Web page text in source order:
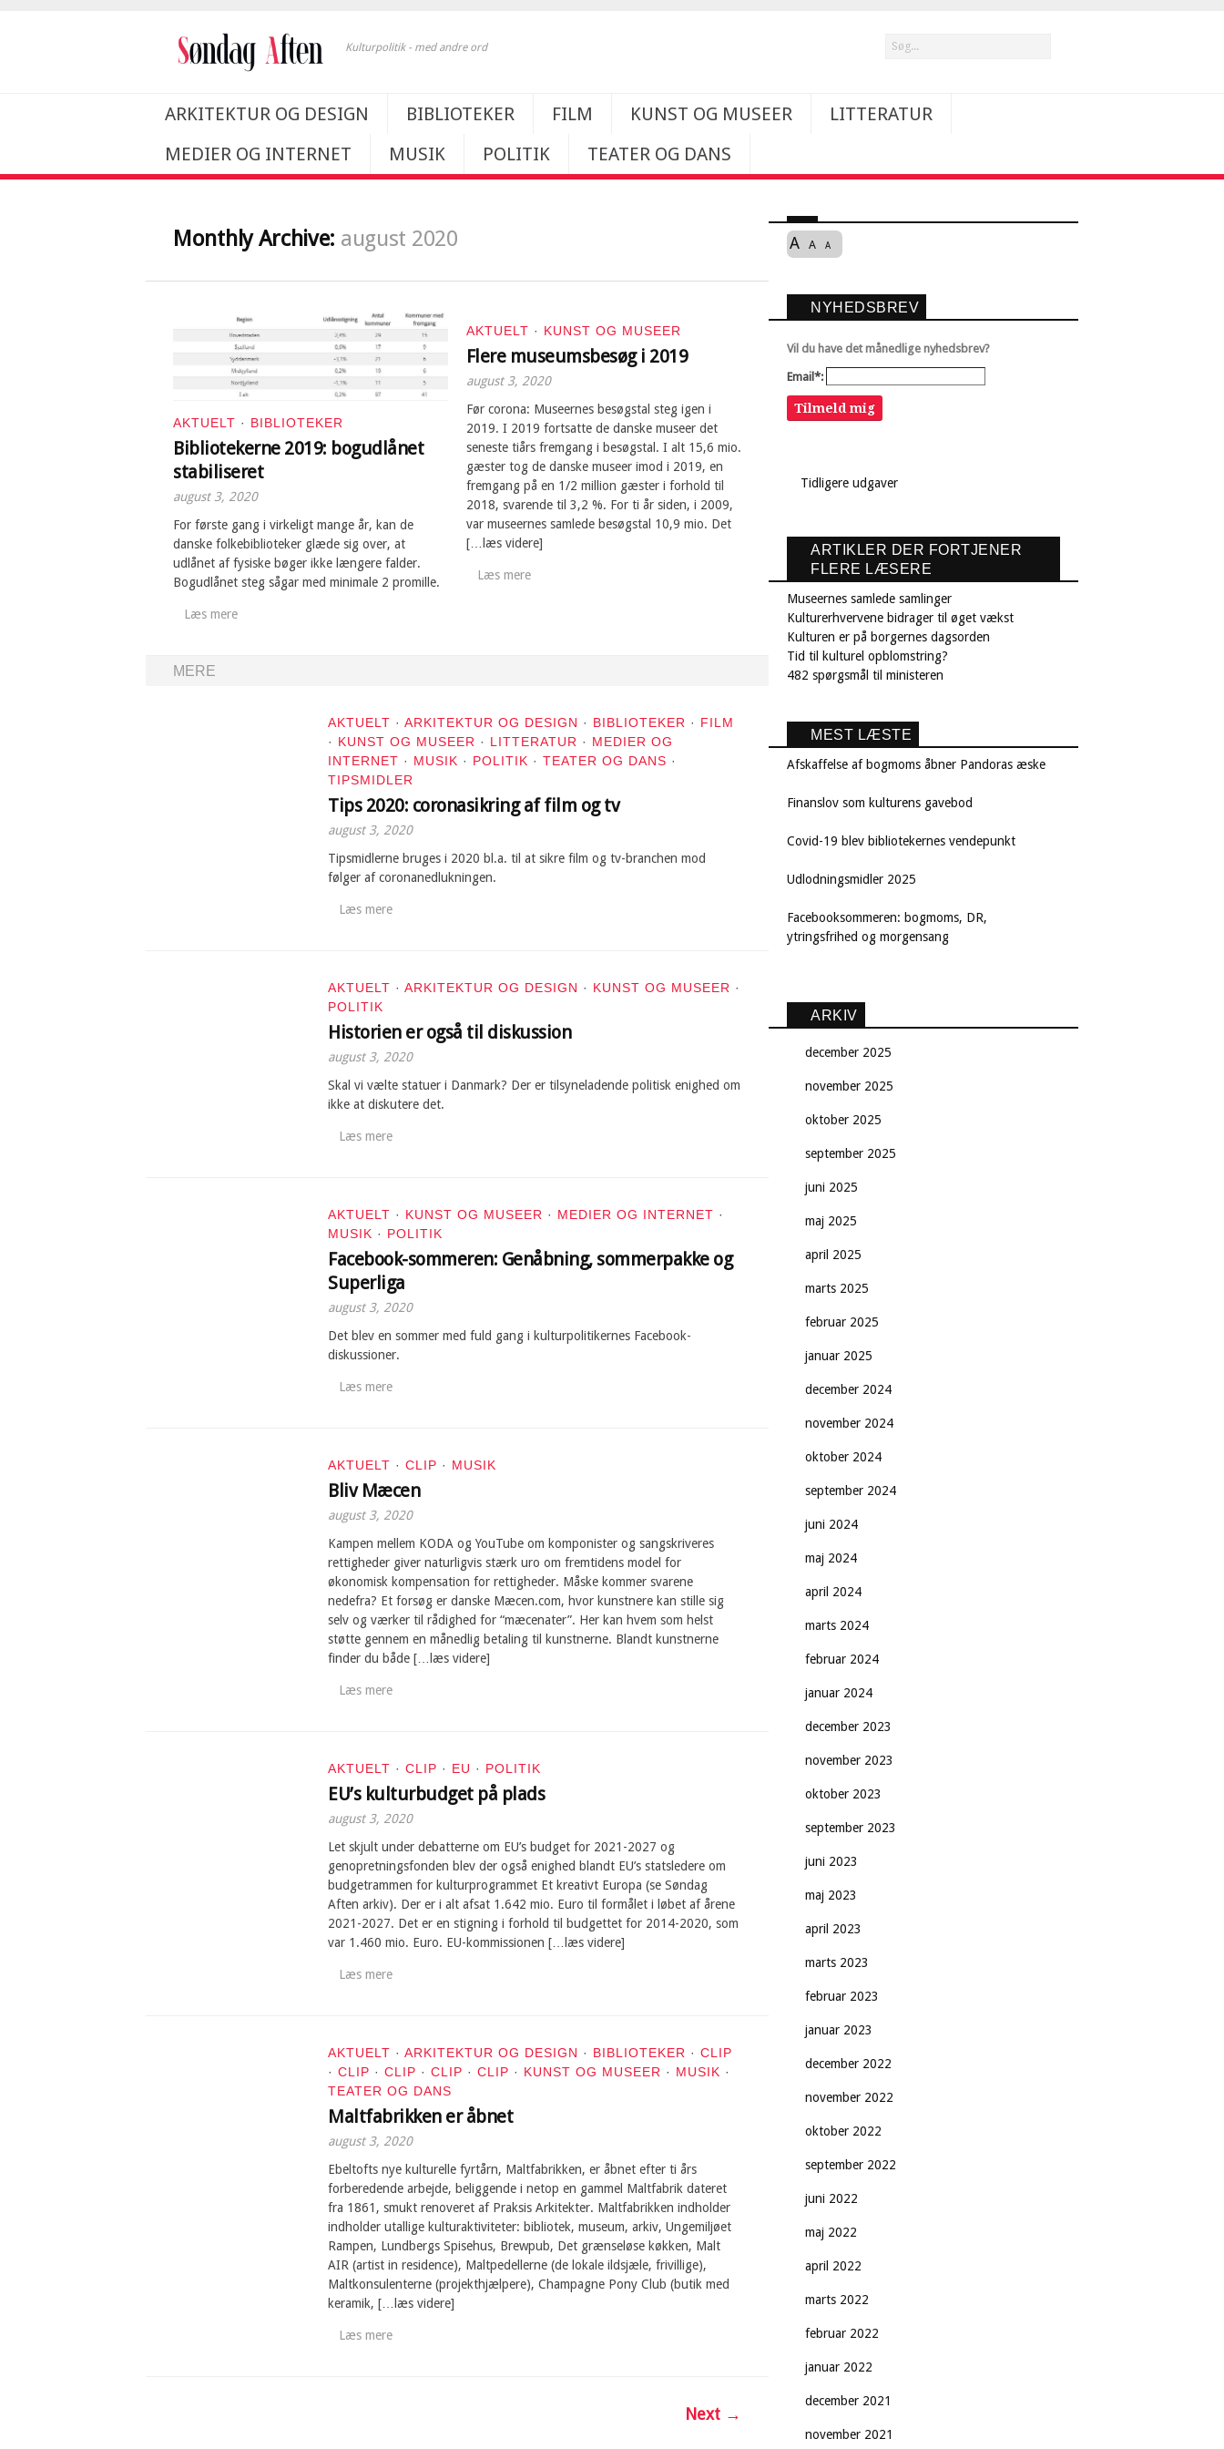
Kulturpolitik - med andre ord
ARKITEKTUR OG DESIGN BIBLIOTEKER FILM KUNST OG MUSEER
LITTERATUR
MEDIER OG INTERNET
MUSIK POLITIK TEATER OG DANS
Monthly Archive: august 2020
AKTUELT · BIBLIOTEKER
Bibliotekerne 2019: bogudlånet
stabiliseret
august 3, 2020
For første gang i virkeligt mange år, kan de
danske folkebiblioteker glæde sig over, at
udlånet af fysiske bøger ikke længere falder.
Bogudlånet steg sågar med minimale 2 promille.
Læs mere
AKTUELT · KUNST OG MUSEER
Flere museumsbesøg i 2019
august 3, 2020
Før corona: Museernes besøgstal steg igen i
2019. I 2019 fortsatte de danske museer det
seneste tiårs fremgang i besøgstal. I alt 15,6 mio.
gæster tog de danske museer imod i 2019, en
fremgang på en 1/2 million gæster i forhold til
2018, svarende til 3,2 %. For ti år siden, i 2009,
var museernes samlede besøgstal 10,9 mio. Det
[…læs videre]
Læs mere
MERE
AKTUELT · ARKITEKTUR OG DESIGN · BIBLIOTEKER · FILM
· KUNST OG MUSEER · LITTERATUR · MEDIER OG
INTERNET · MUSIK · POLITIK · TEATER OG DANS ·
TIPSMIDLER
Tips 2020: coronasikring af film og tv
august 3, 2020
Tipsmidlerne bruges i 2020 bl.a. til at sikre film og tv-branchen mod
følger af coronanedlukningen.
Læs mere
AKTUELT · ARKITEKTUR OG DESIGN · KUNST OG MUSEER ·
POLITIK
Historien er også til diskussion
august 3, 2020
Skal vi vælte statuer i Danmark? Der er tilsyneladende politisk enighed om
ikke at diskutere det.
Læs mere
AKTUELT · KUNST OG MUSEER · MEDIER OG INTERNET ·
MUSIK · POLITIK
Facebook-sommeren: Genåbning, sommerpakke og
Superliga
august 3, 2020
Det blev en sommer med fuld gang i kulturpolitikernes Facebook-
diskussioner.
Læs mere
AKTUELT · CLIP · MUSIK
Bliv Mæcen
august 3, 2020
Kampen mellem KODA og YouTube om komponister og sangskriveres
rettigheder giver naturligvis stærk uro om fremtidens model for
økonomisk kompensation for rettigheder. Måske kommer svarene
nedefra? Et forsøg er danske Mæcen.com, hvor kunstnere kan stille sig
selv og værker til rådighed for “mæcenater”. Her kan hvem som helst
støtte gennem en månedlig betaling til kunstnerne. Blandt kunstnerne
finder du både […læs videre]
Læs mere
AKTUELT · CLIP · EU · POLITIK
EU’s kulturbudget på plads
august 3, 2020
Let skjult under debatterne om EU’s budget for 2021-2027 og
genopretningsfonden blev der også enighed blandt EU’s statsledere om
budgetrammen for kulturprogrammet Et kreativt Europa (se Søndag
Aften arkiv). Der er i alt afsat 1.642 mio. Euro til formålet i løbet af årene
2021-2027. Det er en stigning i forhold til budgettet for 2014-2020, som
var 1.460 mio. Euro. EU-kommissionen […læs videre]
Læs mere
AKTUELT · ARKITEKTUR OG DESIGN · BIBLIOTEKER · CLIP
· CLIP · CLIP · CLIP · CLIP · KUNST OG MUSEER · MUSIK ·
TEATER OG DANS
Maltfabrikken er åbnet
august 3, 2020
Ebeltofts nye kulturelle fyrtårn, Maltfabrikken, er åbnet efter ti års
forberedende arbejde, beliggende i netop en gammel Maltfabrik dateret
fra 1861, smukt renoveret af Praksis Arkitekter. Maltfabrikken indholder
indholder utallige kulturaktiviteter: bibliotek, museum, arkiv, Ungemiljøet
Rampen, Lundbergs Spisehus, Brewpub, Det grænseløse køkken, Malt
AIR (artist in residence), Maltpedellerne (de lokale ildsjæle, frivillige),
Maltkonsulenterne (projekthjælpere), Champagne Pony Club (butik med
keramik, […læs videre]
Læs mere
Next →
A A A
NYHEDSBREV
Vil du have det månedlige nyhedsbrev?
Email*:
Tilmeld mig
Tidligere udgaver
ARTIKLER DER FORTJENER
FLERE LÆSERE
Museernes samlede samlinger
Kulturerhvervene bidrager til øget vækst
Kulturen er på borgernes dagsorden
Tid til kulturel opblomstring?
482 spørgsmål til ministeren
MEST LÆSTE
Afskaffelse af bogmoms åbner Pandoras æske
Finanslov som kulturens gavebod
Covid-19 blev bibliotekernes vendepunkt
Udlodningsmidler 2025
Facebooksommeren: bogmoms, DR,
ytringsfrihed og morgensang
ARKIV
december 2025
november 2025
oktober 2025
september 2025
juni 2025
maj 2025
april 2025
marts 2025
februar 2025
januar 2025
december 2024
november 2024
oktober 2024
september 2024
juni 2024
maj 2024
april 2024
marts 2024
februar 2024
januar 2024
december 2023
november 2023
oktober 2023
september 2023
juni 2023
maj 2023
april 2023
marts 2023
februar 2023
januar 2023
december 2022
november 2022
oktober 2022
september 2022
juni 2022
maj 2022
april 2022
marts 2022
februar 2022
januar 2022
december 2021
november 2021